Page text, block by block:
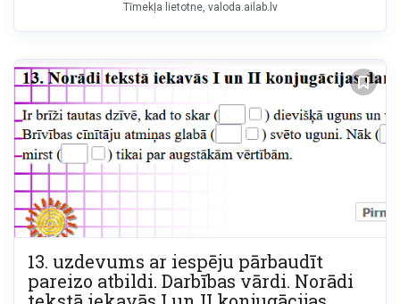
Tīmekļa lietotne valoda.ailab.lv
13. uzdevums ar iespēju pārbaudīt
pareizo atbildi. Darbības vārdi. Norādi